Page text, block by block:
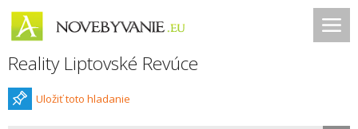
Reality Liptovské Revúce
Uložiť toto hladanie